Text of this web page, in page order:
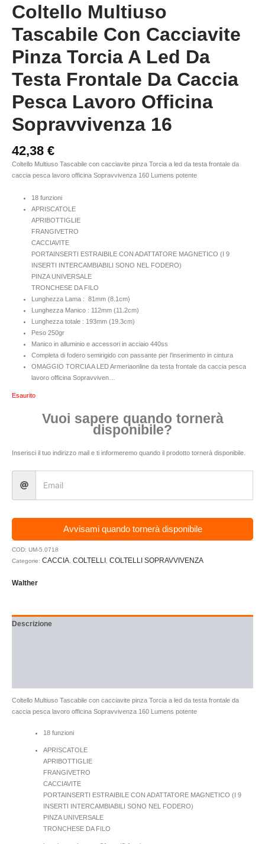
Coltello Multiuso
Tascabile Con Cacciavite
Pinza Torcia A Led Da
Testa Frontale Da Caccia
Pesca Lavoro Officina
Sopravvivenza 16
42,38 €
Coltello Multiuso Tascabile con cacciavite pinza Torcia a led da testa frontale da
caccia pesca lavoro officina Sopravvivenza 160 Lumens potente
18 funzioni
APRISCATOLE
APRIBOTTIGLIE
FRANGIVETRO
CACCIAVITE
PORTAINSERTI ESTRAIBILE CON ADATTATORE MAGNETICO (I 9
INSERTI INTERCAMBIABILI SONO NEL FODERO)
PINZA UNIVERSALE
TRONCHESE DA FILO
Lunghezza Lama : 81mm (8.1cm)
Lunghezza Manico : 112mm (11.2cm)
Lunghezza totale : 193mm (19.3cm)
Peso 250gr
Manico in alluminio e accessori in acciaio 440ss
Completa di fodero semirigido con passante per l’inserimento in cintura
OMAGGIO TORCIA A LED Armeriaonline da testa frontale da caccia pesca
lavoro officina Sopravviven…
Esaurito
Vuoi sapere quando tornerà
disponibile?
Inserisci il tuo indirizzo mail e ti informeremo quando il prodotto tornerà disponibile.
Avvisami quando tornerà disponibile
COD: UM-5.0718
Categorie: CACCIA COLTELLI COLTELLI SOPRAVVIVENZA
Walther
Descrizione
Coltello Multiuso Tascabile con cacciavite pinza Torcia a led da testa frontale da
caccia pesca lavoro officina Sopravvivenza 160 Lumens potente
18 funzioni
APRISCATOLE
APRIBOTTIGLIE
FRANGIVETRO
CACCIAVITE
PORTAINSERTI ESTRAIBILE CON ADATTATORE MAGNETICO (I 9
INSERTI INTERCAMBIABILI SONO NEL FODERO)
PINZA UNIVERSALE
TRONCHESE DA FILO